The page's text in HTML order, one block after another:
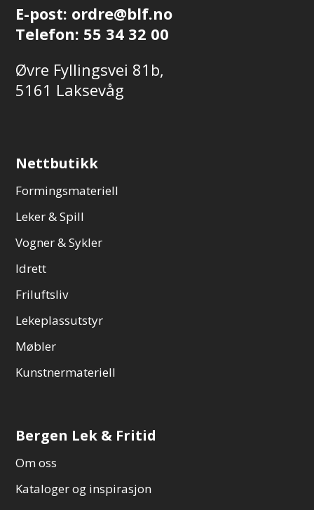
E-post: ordre@blf.no
Telefon: 55 34 32 00
Øvre Fyllingsvei 81b,
5161 Laksevåg
Nettbutikk
Formingsmateriell
Leker & Spill
Vogner & Sykler
Idrett
Friluftsliv
Lekeplassutstyr
Møbler
Kunstnermateriell
Bergen Lek & Fritid
Om oss
Kataloger og inspirasjon